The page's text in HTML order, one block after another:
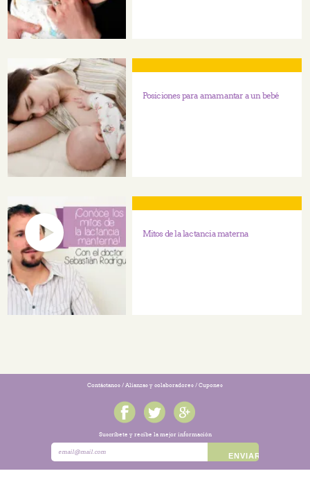
Posiciones para amamantar a un bebé
Mitos de la lactancia materna
Contáctanos / Alianzas y colaboradores / Cupones
Suscríbete y recibe la mejor información